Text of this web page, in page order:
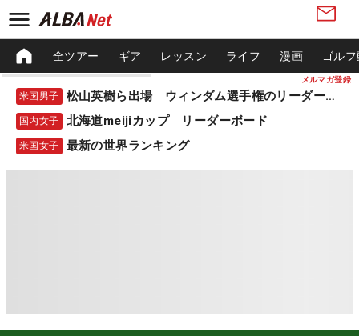
メルマガ登録
全ツアー ギア レッスン ライフ 漫画 ゴル
米国男子 松山英樹ら出場 ウィンダム選手権のリーダーボード
国内女子 北海道meijiカップ リーダーボード
米国女子 最新の世界ランキング